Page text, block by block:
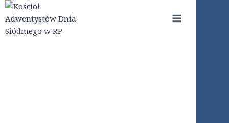
Przejdź
do
treści